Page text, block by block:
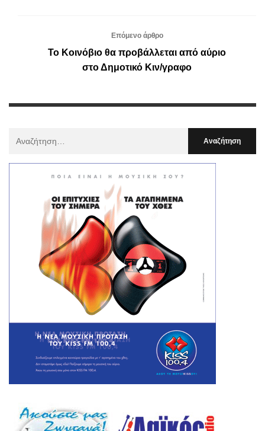
Επόμενο άρθρο
Το Κοινόβιο θα προβάλλεται από αύριο
στο Δημοτικό Κιν/γραφο
: